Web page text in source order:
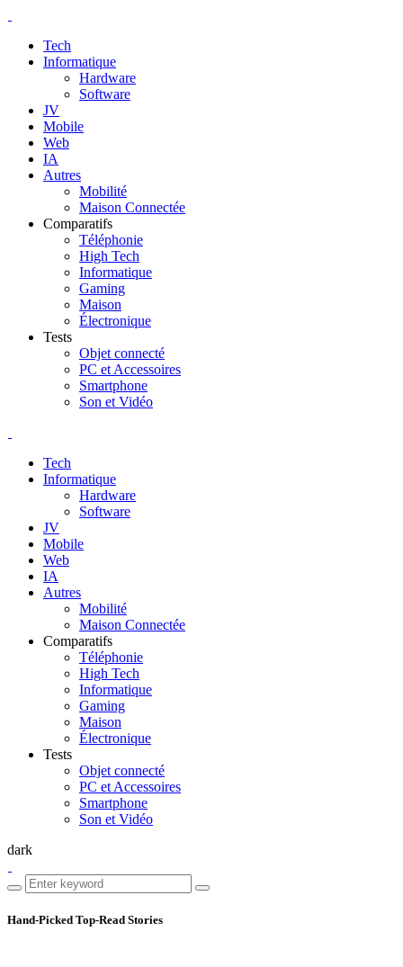
Tech
Informatique
Hardware
Software
JV
Mobile
Web
IA
Autres
Mobilité
Maison Connectée
Comparatifs
Téléphonie
High Tech
Informatique
Gaming
Maison
Électronique
Tests
Objet connecté
PC et Accessoires
Smartphone
Son et Vidéo
Tech
Informatique
Hardware
Software
JV
Mobile
Web
IA
Autres
Mobilité
Maison Connectée
Comparatifs
Téléphonie
High Tech
Informatique
Gaming
Maison
Électronique
Tests
Objet connecté
PC et Accessoires
Smartphone
Son et Vidéo
dark
Hand-Picked Top-Read Stories